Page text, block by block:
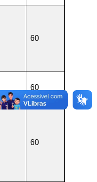
60
60
60